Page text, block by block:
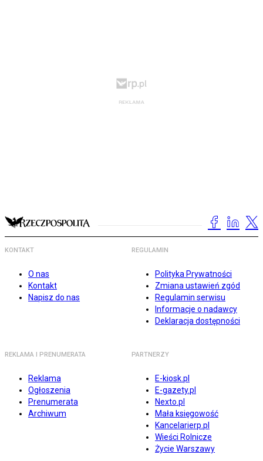
KONTAKT
O nas
Kontakt
Napisz do nas
REGULAMIN
Polityka Prywatności
Zmiana ustawień zgód
Regulamin serwisu
Informacje o nadawcy
Deklaracja dostępności
REKLAMA I PRENUMERATA
Reklama
Ogłoszenia
Prenumerata
Archiwum
PARTNERZY
E-kiosk.pl
E-gazety.pl
Nexto.pl
Mała księgowość
Kancelarierp.pl
Wieści Rolnicze
Życie Warszawy